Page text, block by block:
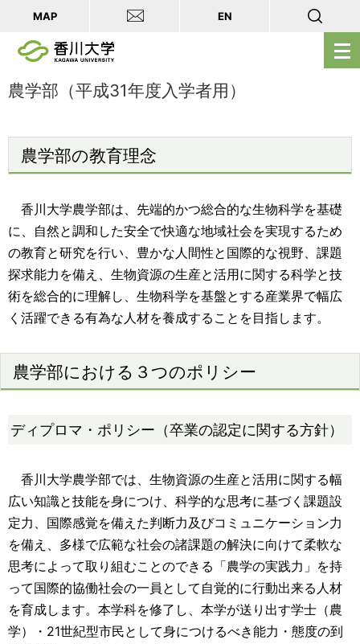
メ
ニ
く
MAP EN
農学部（平成31年度入学者用）
農学部の教育理念
香川大学農学部は、先端的かつ総合的な生物科学を基礎
に、自然と調和した安全で快適な地域社会を実現するため
の教育と研究を行い、豊かな人間性と国際的な視野、課題
探求能力を備え、生物資源の生産と活用に関する科学と技
術を総合的に理解し、生物科学を基盤とする産業界で幅広
く活躍できる有為な人材を養成することを目指します。
農学部における３つのポリシー
ディプロマ・ポリシー（卒業の認定に関する方針）
香川大学農学部では、生物資源の生産と活用に関する幅
広い知識と技能を身につけ、科学的な思考に基づく課題設
定力、国際感覚を備えた判断力及びコミュニケーション力
を備え、多様で広範な社会の諸課題の解決に向けて柔軟な
思考によって取り組むことのできる「農学の実践力」を持
って国際的協働社会の一員として自覚的に行動出来る人材
を育成します。本学科を修了し、本学が送り出す学士（農
学）・21世紀型市民として身につけるべき能力・態度の到